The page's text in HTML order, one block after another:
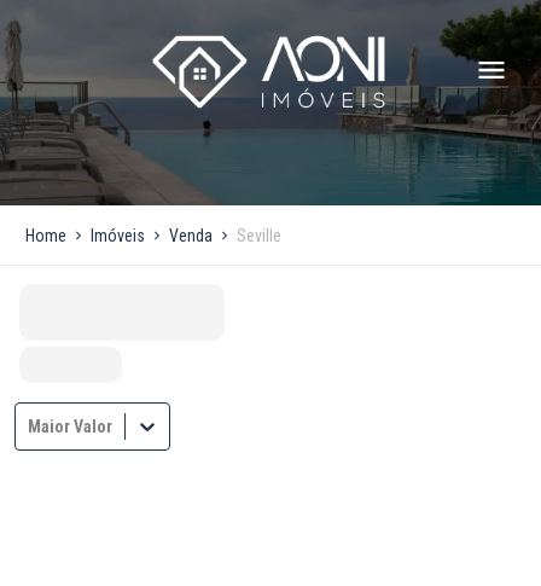
Home Imóveis Venda Seville
Maior Valor